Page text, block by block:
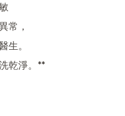
常，
生。
乾淨。**